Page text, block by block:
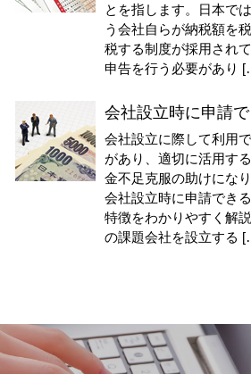
とを指します。日本で
う会社自らが納税額を
税する制度が採用され
申告を行う必要があり
会社設立時に申請
会社設立に際して利用
があり、適切に活用す
金不足克服の助けにな
会社設立時に申請でき
特徴をわかりやすく解
の課題会社を設立する